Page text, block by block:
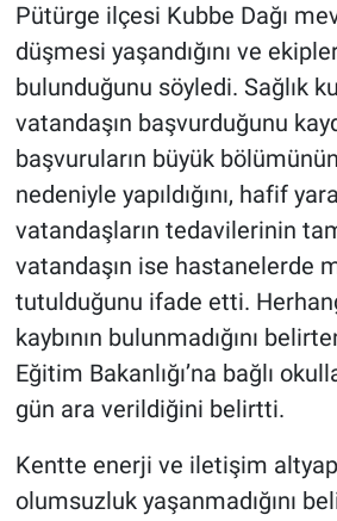
Pütürge ilçesi Kubbe Dağı
düşmesi yaşandığını ve
bulunduğunu söyledi. Sağlık
vatandaşın başvurduğunu
başvuruların büyük
nedeniyle yapıldığını, hafif
vatandaşların tedavilerinin
vatandaşın ise hastanelerde
tutulduğunu ifade etti.
kaybının bulunmadığını
Eğitim Bakanlığı’na bağlı
gün ara verildiğini belirtti.
Kentte enerji ve iletişim
olumsuzluk yaşanmadığını